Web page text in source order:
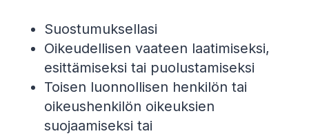
Suostumuksellasi
Oikeudellisen vaateen laatimiseksi,
esittämiseksi tai puolustamiseksi
Toisen luonnollisen henkilön tai
oikeushenkilön oikeuksien
suojaamiseksi tai